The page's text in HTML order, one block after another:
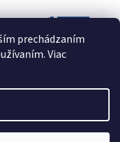
prechádzaním
Viac